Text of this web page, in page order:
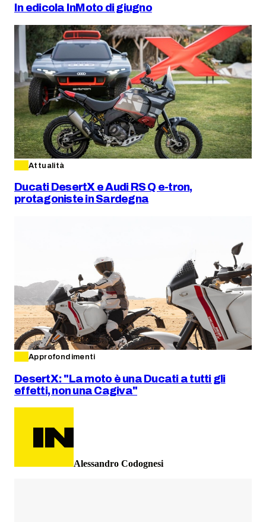
In edicola InMoto di giugno
Attualità
Ducati DesertX e Audi RS Q e-tron,
protagoniste in Sardegna
Approfondimenti
DesertX: "La moto è una Ducati a tutti gli
effetti, non una Cagiva"
Alessandro Codognesi